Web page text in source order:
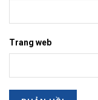
Trang web